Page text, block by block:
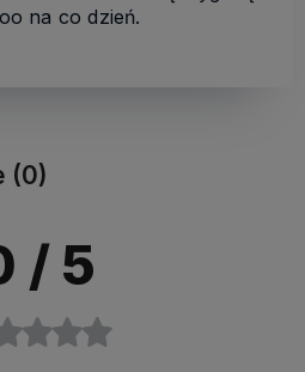
na co dzień.
(0)
/ 5